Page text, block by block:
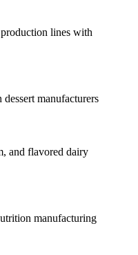
lines with
manufacturers
and flavored dairy
manufacturing